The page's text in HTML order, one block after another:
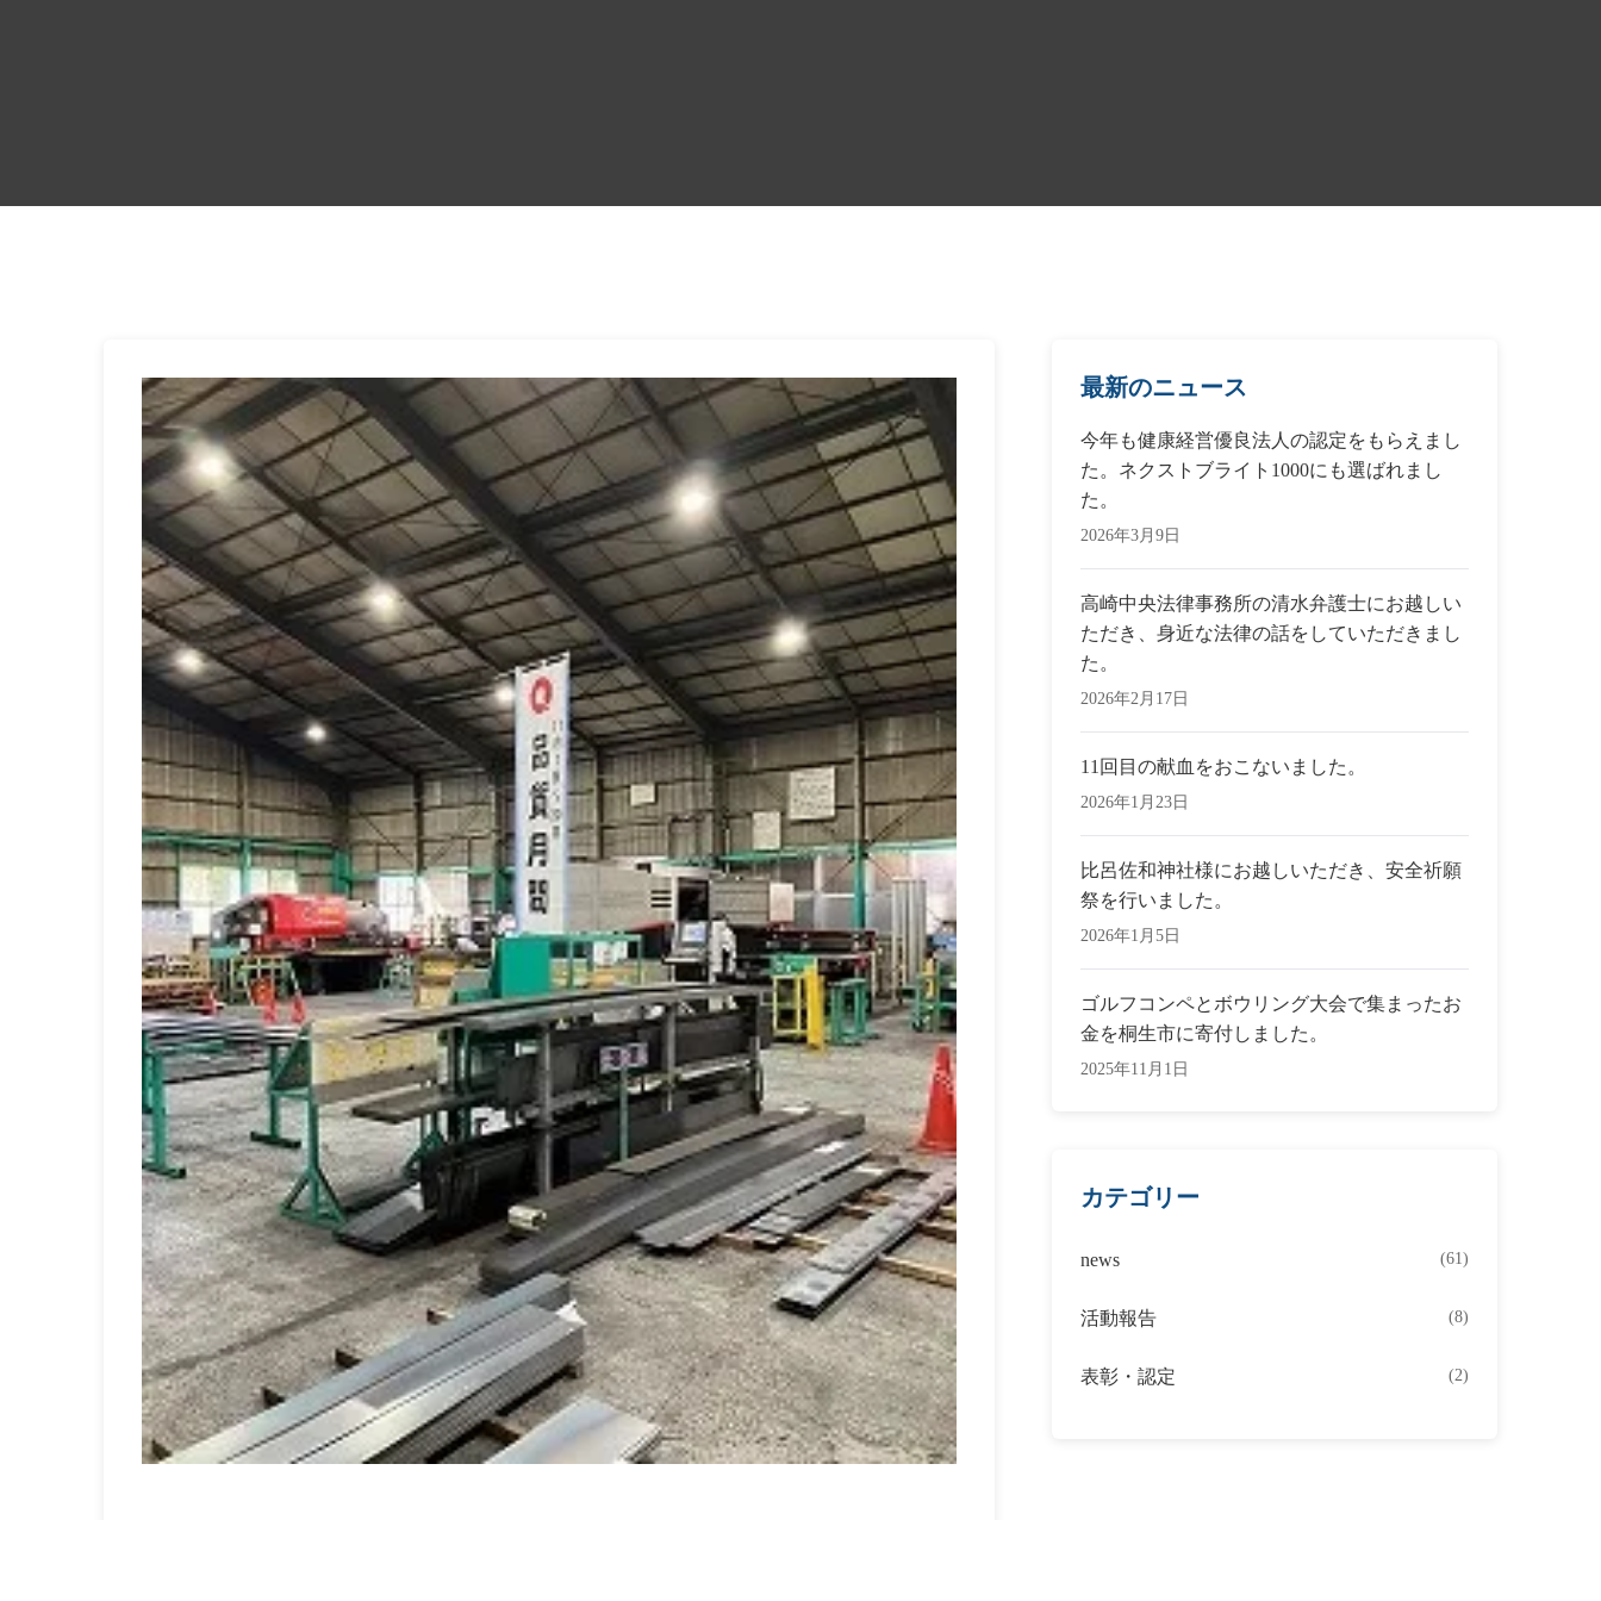
最新のニュース
今年も健康経営優良法人の認定をもらえまし
た。ネクストブライト1000にも選ばれまし
た。
2026年3月9日
高崎中央法律事務所の清水弁護士にお越しい
ただき、身近な法律の話をしていただきまし
た。
2026年2月17日
11回目の献血をおこないました。
2026年1月23日
比呂佐和神社様にお越しいただき、安全祈願
祭を行いました。
2026年1月5日
ゴルフコンペとボウリング大会で集まったお
金を桐生市に寄付しました。
2025年11月1日
カテゴリー
news (61)
活動報告 (8)
表彰・認定 (2)